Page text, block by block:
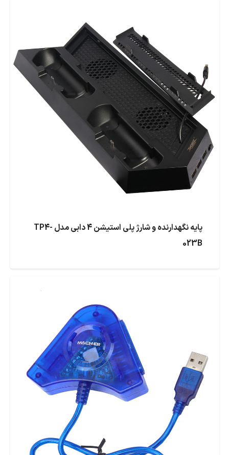
پایه نگهدارنده و شارژ پلی استیشن 4 دابی مدل TP4-
023B